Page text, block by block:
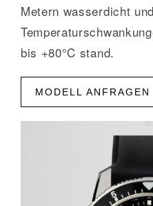
Metern wasserdicht
bis +80°C stand.
MODELL ANFRAGEN